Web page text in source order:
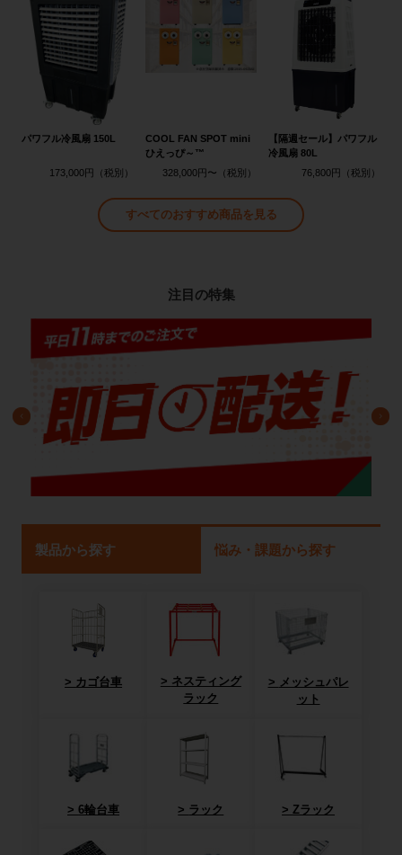
パワフル冷風扇 150L
173,000円
COOL FAN SPOT mini
ひえっぴ～™
328,000円〜
【隔週セール】パワフル
冷風扇 80L
76,800円
すべてのおすすめ商品を見る
注目の特集
製品から探す 悩み・課題から探す
カゴ台車
ネスティング
ラック
メッシュパレ
ット
6輪台車 ラック Zラック